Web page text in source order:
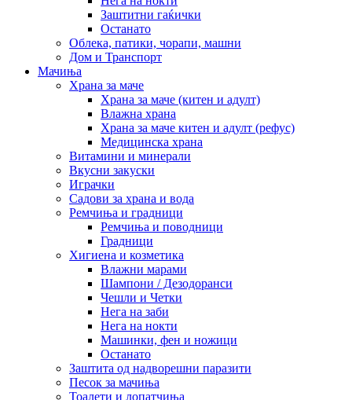
Заштитни гаќички
Останато
Облека, патики, чорапи, машни
Дом и Транспорт
Мачиња
Храна за маче
Храна за маче (китен и адулт)
Влажна храна
Храна за маче китен и адулт (рефус)
Медицинска храна
Витамини и минерали
Вкусни закуски
Играчки
Садови за храна и вода
Ремчиња и градници
Ремчиња и поводници
Градници
Хигиена и козметика
Влажни марами
Шампони / Дезодоранси
Чешли и Четки
Нега на заби
Нега на нокти
Машинки, фен и ножици
Останато
Заштита од надворешни паразити
Песок за мачиња
Тоалети и лопатчиња